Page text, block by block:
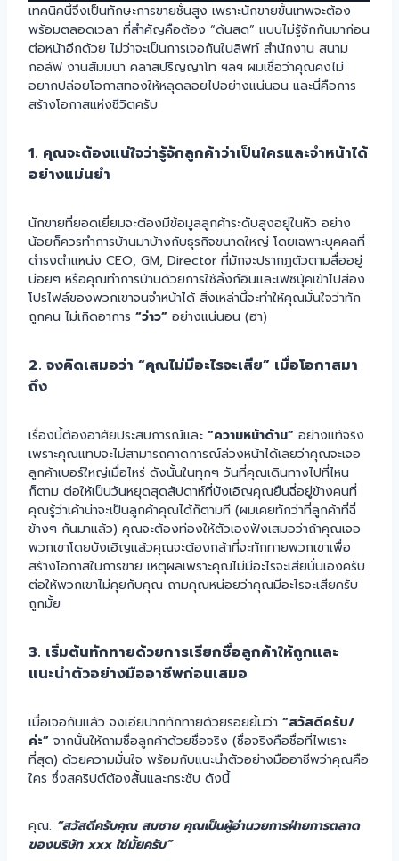
เทคนิคนี้จึงเป็นทักษะการขายชั้นสูง เพราะนักขายขั้นเทพจะต้อง
พร้อมตลอดเวลา ที่สำคัญคือต้อง “ด้นสด” แบบไม่รู้จักกันมาก่อน
ต่อหน้าอีกด้วย ไม่ว่าจะเป็นการเจอกันในลิฟท์ สำนักงาน สนาม
กอล์ฟ งานสัมมนา คลาสปริญญาโท ฯลฯ ผมเชื่อว่าคุณคงไม่
อยากปล่อยโอกาสทองให้หลุดลอยไปอย่างแน่นอน และนี่คือการ
สร้างโอกาสแห่งชีวิตครับ
1. คุณจะต้องแน่ใจว่ารู้จักลูกค้าว่าเป็นใครและจำหน้าได้
อย่างแม่นยำ
นักขายที่ยอดเยี่ยมจะต้องมีข้อมูลลูกค้าระดับสูงอยู่ในหัว อย่าง
น้อยก็ควรทำการบ้านมาบ้างกับธุรกิจขนาดใหญ่ โดยเฉพาะบุคคลที่
ดำรงตำแหน่ง CEO, GM, Director ที่มักจะปรากฎตัวตามสื่ออยู่
บ่อยๆ หรือคุณทำการบ้านด้วยการใช้ลิ้งก์อินและเฟซบุ้คเข้าไปส่อง
โปรไฟล์ของพวกเขาจนจำหน้าได้ สิ่งเหล่านี้จะทำให้คุณมั่นใจว่าทัก
ถูกคน ไม่เกิดอาการ “ว่าว” อย่างแน่นอน (ฮา)
2. จงคิดเสมอว่า “คุณไม่มีอะไรจะเสีย” เมื่อโอกาสมา
ถึง
เรื่องนี้ต้องอาศัยประสบการณ์และ “ความหน้าด้าน” อย่างแท้จริง
เพราะคุณแทบจะไม่สามารถคาดการณ์ล่วงหน้าได้เลยว่าคุณจะเจอ
ลูกค้าเบอร์ใหญ่เมื่อไหร่ ดังนั้นในทุกๆ วันที่คุณเดินทางไปที่ไหน
ก็ตาม ต่อให้เป็นวันหยุดสุดสัปดาห์ที่บังเอิญคุณยืนฉี่อยู่ข้างคนที่
คุณรู้ว่าเค้าน่าจะเป็นลูกค้าคุณได้ก็ตามที (ผมเคยทักว่าที่ลูกค้าที่ฉี่
ข้างๆ กันมาแล้ว) คุณจะต้องท่องให้ตัวเองฟังเสมอว่าถ้าคุณเจอ
พวกเขาโดยบังเอิญแล้วคุณจะต้องกล้าที่จะทักทายพวกเขาเพื่อ
สร้างโอกาสในการขาย เหตุผลเพราะคุณไม่มีอะไรจะเสียนั่นเองครับ
ต่อให้พวกเขาไม่คุยกับคุณ ถามคุณหน่อยว่าคุณมีอะไรจะเสียครับ
ถูกมั้ย
3. เริ่มต้นทักทายด้วยการเรียกชื่อลูกค้าให้ถูกและ
แนะนำตัวอย่างมืออาชีพก่อนเสมอ
เมื่อเจอกันแล้ว จงเอ่ยปากทักทายด้วยรอยยิ้มว่า “สวัสดีครับ/
ค่ะ” จากนั้นให้ถามชื่อลูกค้าด้วยชื่อจริง (ชื่อจริงคือชื่อที่ไพเราะ
ที่สุด) ด้วยความมั่นใจ พร้อมกับแนะนำตัวอย่างมืออาชีพว่าคุณคือ
ใคร ซึ่งสคริปต์ต้องสั้นและกระชับ ดังนี้
คุณ: “สวัสดีครับคุณ สมชาย คุณเป็นผู้อำนวยการฝ่ายการตลาด
ของบริษัท xxx ใช่มั้ยครับ”